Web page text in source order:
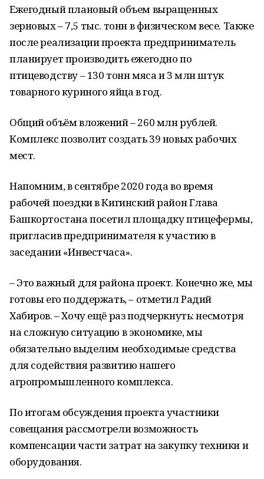
Ежегодный плановый объем выращенных
зерновых – 7,5 тыс. тонн в физическом весе. Также
после реализации проекта предприниматель
планирует производить ежегодно по
птицеводству – 130 тонн мяса и 3 млн штук
товарного куриного яйца в год.
Общий объём вложений – 260 млн рублей.
Комплекс позволит создать 39 новых рабочих
мест.
Напомним, в сентябре 2020 года во время
рабочей поездки в Кигинский район Глава
Башкортостана посетил площадку птицефермы,
пригласив предпринимателя к участию в
заседании «Инвестчаса».
– Это важный для района проект. Конечно же, мы
готовы его поддержать, – отметил Радий
Хабиров. – Хочу ещё раз подчеркнуть: несмотря
на сложную ситуацию в экономике, мы
обязательно выделим необходимые средства
для содействия развитию нашего
агропромышленного комплекса.
По итогам обсуждения проекта участники
совещания рассмотрели возможность
компенсации части затрат на закупку техники и
оборудования.